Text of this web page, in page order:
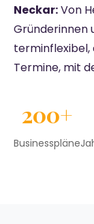
Neckar:Von
Gründerinnen
Termine, mit
200+
Businesspläne